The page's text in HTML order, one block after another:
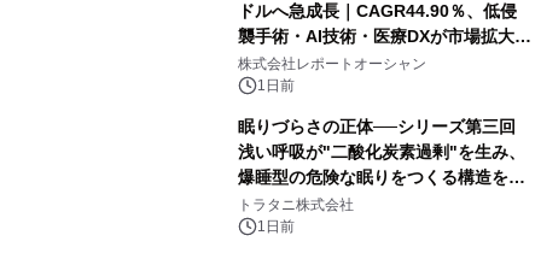
ドルへ急成長｜CAGR44.90％、低侵
襲手術・AI技術・医療DXが市場拡大を
牽引
株式会社レポートオーシャン
1日前
眠りづらさの正体──シリーズ第三回
浅い呼吸が"二酸化炭素過剰"を生み、
爆睡型の危険な眠りをつくる構造を解
説
トラタニ株式会社
1日前